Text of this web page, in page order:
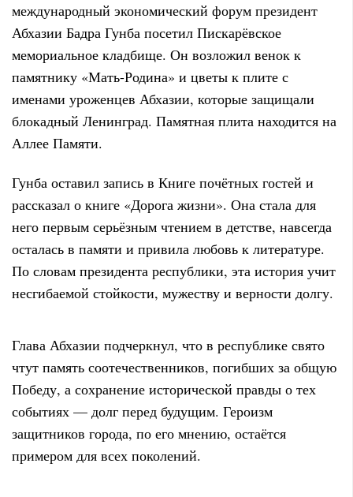
международный экономический форум президент
Абхазии Бадра Гунба посетил Пискарёвское
мемориальное кладбище. Он возложил венок к
памятнику «Мать-Родина» и цветы к плите с
именами уроженцев Абхазии, которые защищали
блокадный Ленинград. Памятная плита находится на
Аллее Памяти.
Гунба оставил запись в Книге почётных гостей и
рассказал о книге «Дорога жизни». Она стала для
него первым серьёзным чтением в детстве, навсегда
осталась в памяти и привила любовь к литературе.
По словам президента республики, эта история учит
несгибаемой стойкости, мужеству и верности долгу.
Глава Абхазии подчеркнул, что в республике свято
чтут память соотечественников, погибших за общую
Победу, а сохранение исторической правды о тех
событиях — долг перед будущим. Героизм
защитников города, по его мнению, остаётся
примером для всех поколений.